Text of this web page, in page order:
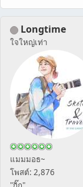
Longtime
ใจใหญ่เท่า
แมมมอธ~
โพสต์: 2,876